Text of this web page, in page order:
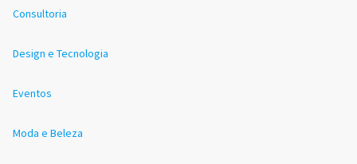
Consultoria
Design e Tecnologia
Eventos
Moda e Beleza